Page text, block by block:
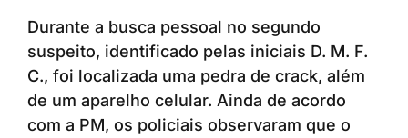
Durante a busca pessoal no segundo
suspeito, identificado pelas iniciais D. M. F.
C., foi localizada uma pedra de crack, além
de um aparelho celular. Ainda de acordo
com a PM, os policiais observaram que o